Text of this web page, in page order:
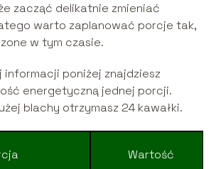
zacząć delikatnie zmieniać
warto zaplanować porcje tak,
w tym czasie.
poniżej znajdziesz
energetyczną jednej porcji.
blachy otrzymasz 24 kawałki.
Wartość